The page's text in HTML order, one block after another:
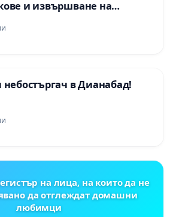
и извършване на
на
път между пътен възел АМ
- с. Мирово - к.к.
небостъргач в Дианабад!
на лица, на които да не
да отглеждат домашни
любимци